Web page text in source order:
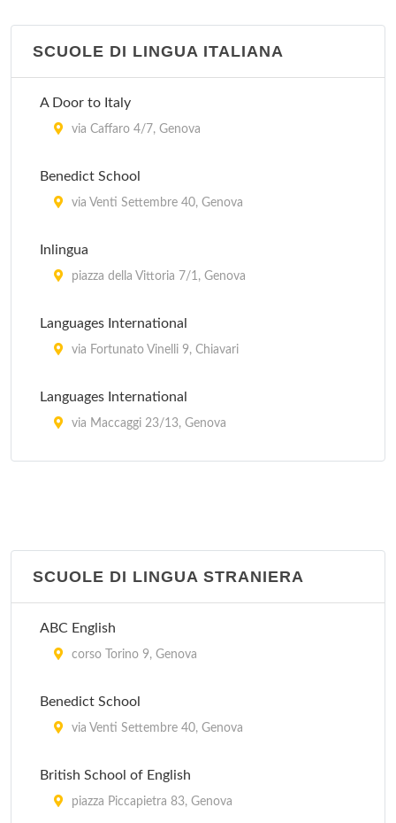
Libreria Giuridica
Libreria Il Libraccio
Libreria La Primula
Libreria La Zafra
SCUOLE DI LINGUA ITALIANA
A Door to Italy
via Caffaro 4/7, Genova
Benedict School
via Venti Settembre 40, Genova
Inlingua
piazza della Vittoria 7/1, Genova
Languages International
via Fortunato Vinelli 9, Chiavari
Languages International
via Maccaggi 23/13, Genova
SCUOLE DI LINGUA STRANIERA
ABC English
corso Torino 9, Genova
Benedict School
via Venti Settembre 40, Genova
British School of English
piazza Piccapietra 83, Genova